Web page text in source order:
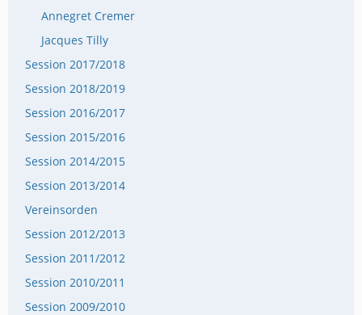
Annegret Cremer
Jacques Tilly
Session 2017/2018
Session 2018/2019
Session 2016/2017
Session 2015/2016
Session 2014/2015
Session 2013/2014
Vereinsorden
Session 2012/2013
Session 2011/2012
Session 2010/2011
Session 2009/2010